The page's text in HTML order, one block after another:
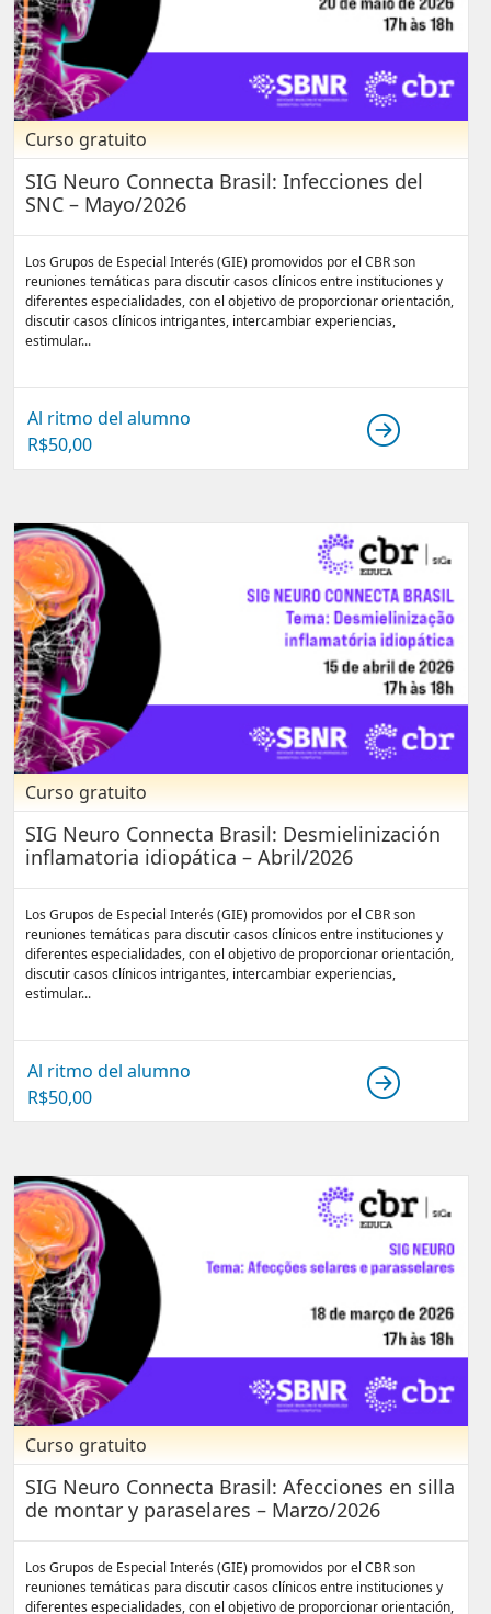
Curso gratuito
SIG Neuro Connecta Brasil: Infecciones del
SNC – Mayo/2026
Los Grupos de Especial Interés (GIE) promovidos por el CBR son
reuniones temáticas para discutir casos clínicos entre instituciones y
diferentes especialidades, con el objetivo de proporcionar orientación,
discutir casos clínicos intrigantes, intercambiar experiencias,
estimular...
Al ritmo del alumno
R$50,00
Curso gratuito
SIG Neuro Connecta Brasil: Desmielinización
inflamatoria idiopática – Abril/2026
Los Grupos de Especial Interés (GIE) promovidos por el CBR son
reuniones temáticas para discutir casos clínicos entre instituciones y
diferentes especialidades, con el objetivo de proporcionar orientación,
discutir casos clínicos intrigantes, intercambiar experiencias,
estimular...
Al ritmo del alumno
R$50,00
Curso gratuito
SIG Neuro Connecta Brasil: Afecciones en silla
de montar y paraselares – Marzo/2026
Los Grupos de Especial Interés (GIE) promovidos por el CBR son
reuniones temáticas para discutir casos clínicos entre instituciones y
diferentes especialidades, con el objetivo de proporcionar orientación,